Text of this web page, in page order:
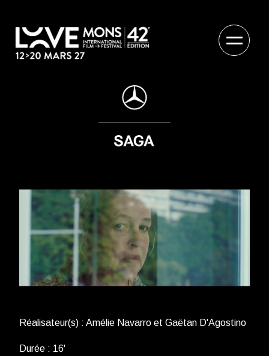
Réalisateur(s) : Amélie Navarro et Gaëtan D'Agostino
Durée : 16'